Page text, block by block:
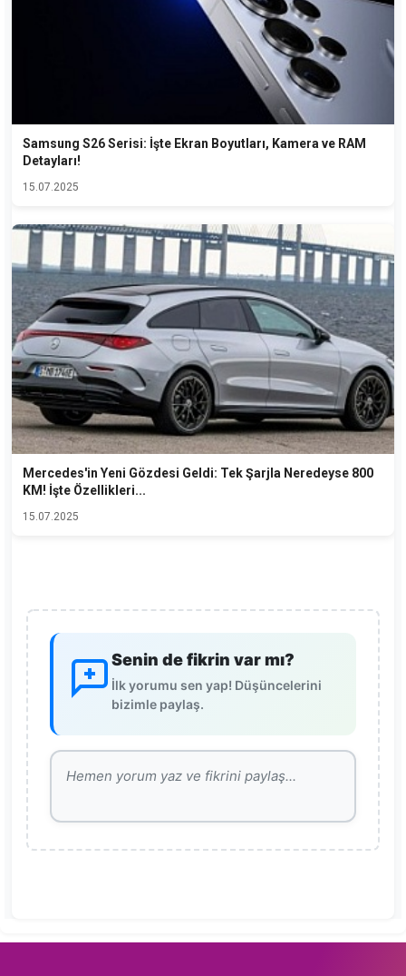
Samsung S26 Serisi: İşte Ekran Boyutları, Kamera ve RAM
Detayları!
15.07.2025
Mercedes'in Yeni Gözdesi Geldi: Tek Şarjla Neredeyse 800
KM! İşte Özellikleri...
15.07.2025
Senin de fikrin var mı?
İlk yorumu sen yap! Düşüncelerini
bizimle paylaş.